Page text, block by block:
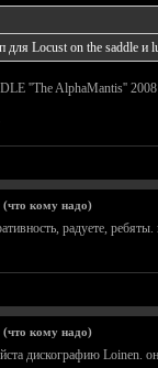
для Locust on the saddle
''The AlphaMantis'' 2008
(что кому надо)
радуете,
(что кому надо)
дискографию Loinen.